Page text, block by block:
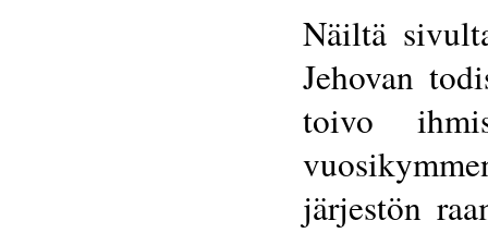
Näiltä
Jehovan
toivo
järjestön